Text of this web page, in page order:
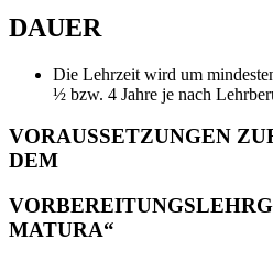
DAUER
Die Lehrzeit wird um
½ bzw. 4 Jahre je nach
VORAUSSETZUNGEN
DEM
MATURA“